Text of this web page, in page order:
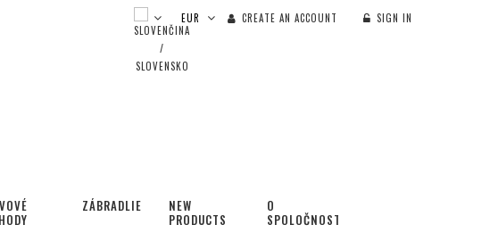
CREATE AN ACCOUNT SIGN IN
ZÁBRADLIE
NEW
PRODUCTS
O
SPOLOČNOSTI